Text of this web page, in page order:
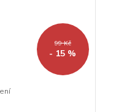
99 Kč
- 15 %